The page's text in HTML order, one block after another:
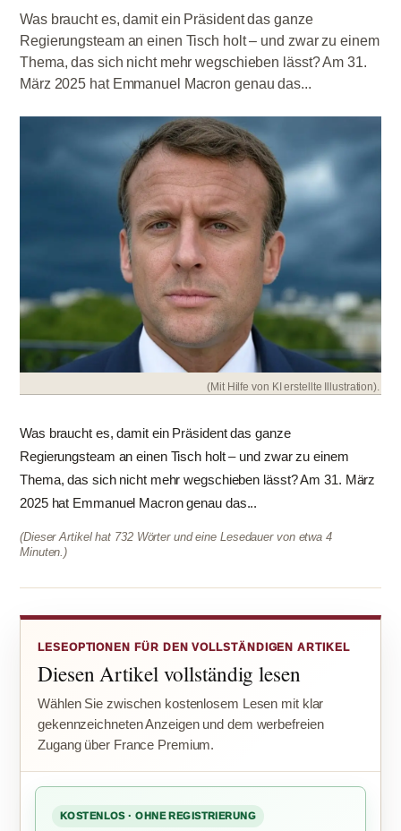
Was braucht es, damit ein Präsident das ganze
Regierungsteam an einen Tisch holt – und zwar zu einem
Thema, das sich nicht mehr wegschieben lässt? Am 31.
März 2025 hat Emmanuel Macron genau das...
(Mit Hilfe von KI erstellte Illustration).
Was braucht es, damit ein Präsident das ganze
Regierungsteam an einen Tisch holt – und zwar zu einem
Thema, das sich nicht mehr wegschieben lässt? Am 31. März
2025 hat Emmanuel Macron genau das...
(Dieser Artikel hat 732 Wörter und eine Lesedauer von etwa 4
Minuten.)
LESEOPTIONEN FÜR DEN VOLLSTÄNDIGEN ARTIKEL
Diesen Artikel vollständig lesen
Wählen Sie zwischen kostenlosem Lesen mit klar
gekennzeichneten Anzeigen und dem werbefreien
Zugang über France Premium.
KOSTENLOS · OHNE REGISTRIERUNG